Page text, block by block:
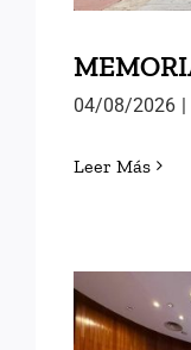
04/08/2026 |
Leer Más